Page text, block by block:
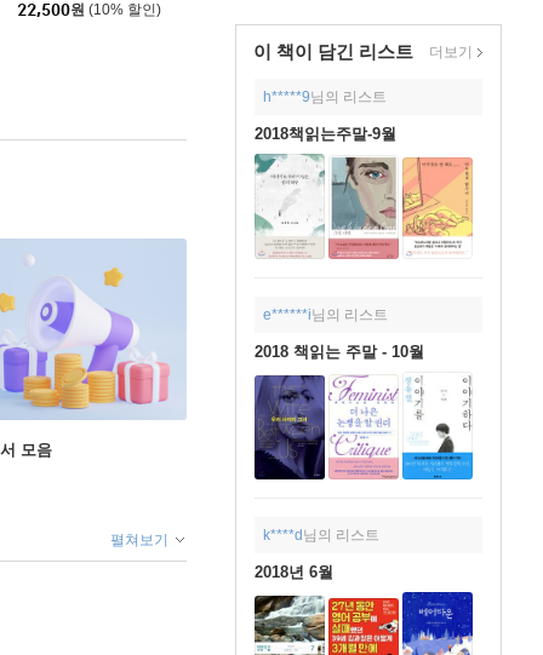
이 책이 담긴 리스트 더보기
h*****9님의 리스트
2018책읽는주말-9월
e******i님의 리스트
2018 책읽는 주말 - 10월
k****d 님의 리스트
2018년 6월
22,500원 (10% 할인)
모음
펼쳐보기